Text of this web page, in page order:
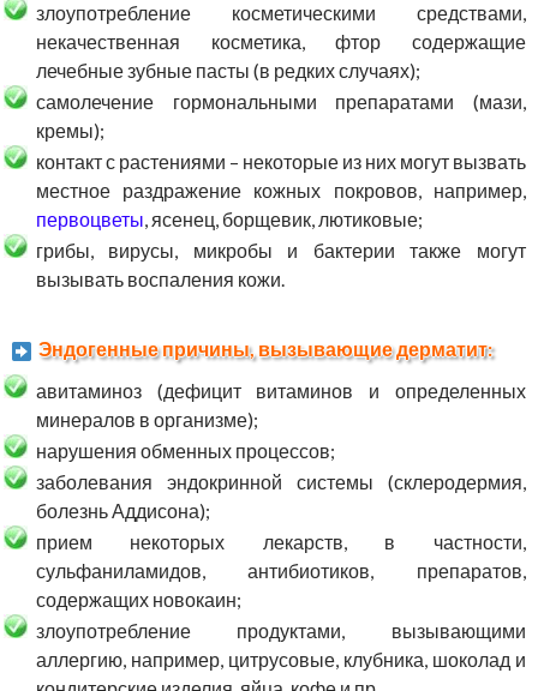
злоупотребление косметическими средствами,
некачественная косметика, фтор содержащие
лечебные зубные пасты (в редких случаях);
самолечение гормональными препаратами (мази,
кремы);
контакт с растениями – некоторые из них могут вызвать
местное раздражение кожных покровов, например,
первоцветы, ясенец, борщевик, лютиковые;
грибы, вирусы, микробы и бактерии также могут
вызывать воспаления кожи.
Эндогенные причины, вызывающие дерматит:
авитаминоз (дефицит витаминов и определенных
минералов в организме);
нарушения обменных процессов;
заболевания эндокринной системы (склеродермия,
болезнь Аддисона);
прием некоторых лекарств, в частности,
сульфаниламидов, антибиотиков, препаратов,
содержащих новокаин;
злоупотребление продуктами, вызывающими
аллергию, например, цитрусовые, клубника, шоколад и